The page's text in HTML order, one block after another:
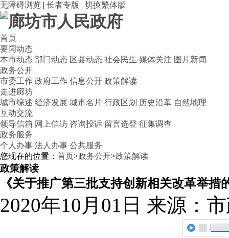
无障碍浏览 | 长者专版 | 切换繁体版
首页
要闻动态
本市动态 部门动态 区县动态 社会民生 媒体关注 图片新闻
政务公开
市委工作 政府工作 信息公开 政策解读
走进廊坊
城市综述 经济发展 城市名片 行政区划 历史沿革 自然地理
互动交流
领导信箱 网上信访 咨询投诉 留言选登 征集调查
政务服务
个人办事 法人办事 公共服务
您现在的位置： 首页>政务公开>政策解读
政策解读
《关于推广第三批支持创新相关改革举措
2020年10月01日 来源：